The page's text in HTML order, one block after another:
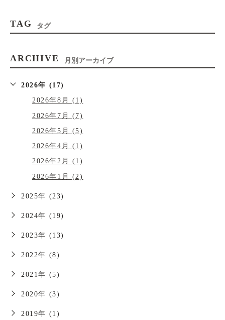
TAG タグ
ARCHIVE 月別アーカイブ
2026年 (17)
2026年8月 (1)
2026年7月 (7)
2026年5月 (5)
2026年4月 (1)
2026年2月 (1)
2026年1月 (2)
2025年 (23)
2024年 (19)
2023年 (13)
2022年 (8)
2021年 (5)
2020年 (3)
2019年 (1)